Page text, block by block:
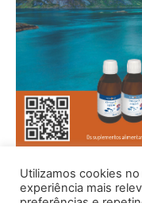
Utilizamos cookies
experiência mais